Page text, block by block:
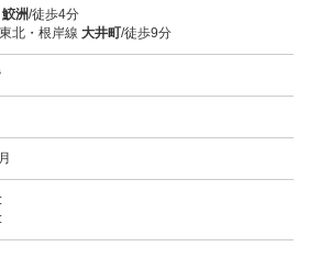
来店予約
鮫洲/徒歩4分
北・根岸線大井町/徒歩9分